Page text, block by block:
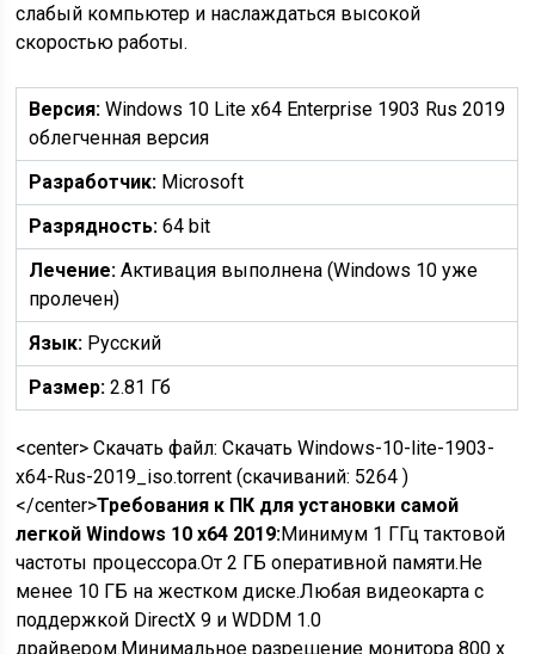
слабый компьютер и наслаждаться высокой
скоростью работы.
Версия: Windows 10 Lite x64 Enterprise 1903 Rus 2019
облегченная версия
Разработчик: Microsoft
Разрядность: 64 bit
Лечение: Активация выполнена (Windows 10 уже
пролечен)
Язык: Русский
Размер: 2.81 Гб
<center> Скачать файл: Скачать Windows-10-lite-1903-
x64-Rus-2019_iso.torrent (скачиваний: 5264 )
</center>Требования к ПК для установки самой
легкой Windows 10 x64 2019:Минимум 1 ГГц тактовой
частоты процессора.От 2 ГБ оперативной памяти.Не
менее 10 ГБ на жестком диске.Любая видеокарта с
поддержкой DirectX 9 и WDDM 1.0
драйвером.Минимальное разрешение монитора 800 x